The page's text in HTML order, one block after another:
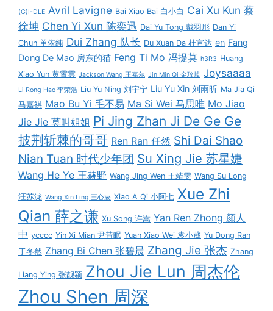
(G)I-DLE Avril Lavigne Bai Xiao Bai 白小白 Cai Xu Kun 蔡
徐坤 Chen Yi Xun 陈奕迅 Dai Yu Tong 戴羽彤 Dan Yi
Chun 单依纯 Dui Zhang 队长 Du Xuan Da 杜宣达 en Fang
Dong De Mao 房东的猫 Feng Ti Mo 冯提莫 h3R3 Huang
Xiao Yun 黄霄雲 Jackson Wang 王嘉尔 Jin Min Qi 金玟岐 Joysaaaa
Li Rong Hao 李荣浩 Liu Yu Ning 刘宇宁 Liu Yu Xin 刘雨昕 Ma Jia Qi
马嘉祺 Mao Bu Yi 毛不易 Ma Si Wei 马思唯 Mo Jiao
Jie Jie 莫叫姐姐 Pi Jing Zhan Ji De Ge Ge
披荆斩棘的哥哥 Ren Ran 任然 Shi Dai Shao
Nian Tuan 时代少年团 Su Xing Jie 苏星婕
Wang He Ye 王赫野 Wang Jing Wen 王靖雯 Wang Su Long
汪苏泷 Wang Xin Ling 王心凌 Xiao A Qi 小阿七 Xue Zhi
Qian 薛之谦 Xu Song 许嵩 Yan Ren Zhong 颜人
中 ycccc Yin Xi Mian 尹昔眠 Yuan Xiao Wei 袁小葳 Yu Dong Ran
于冬然 Zhang Bi Chen 张碧晨 Zhang Jie 张杰 Zhang
Liang Ying 张靓颖 Zhou Jie Lun 周杰伦
Zhou Shen 周深